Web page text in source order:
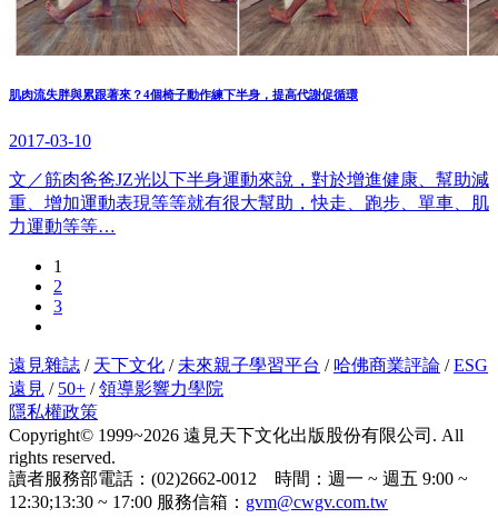
肌肉流失胖與累跟著來？4個椅子動作練下半身，提高代謝促循環
2017-03-10
文／筋肉爸爸JZ光以下半身運動來說，對於增進健康、幫助減
重、增加運動表現等等就有很大幫助，快走、跑步、單車、肌
力運動等等…
1
2
3
遠見雜誌 / 天下文化 / 未來親子學習平台 / 哈佛商業評論 /ESG
遠見 / 50+ /領導影響力學院
隱私權政策
Copyright© 1999~2026 遠見天下文化出版股份有限公司. All
rights reserved.
讀者服務部電話：(02)2662-0012 時間：週一 ~ 週五 9:00 ~
12:30;13:30 ~ 17:00 服務信箱： gvm@cwgv.com.tw